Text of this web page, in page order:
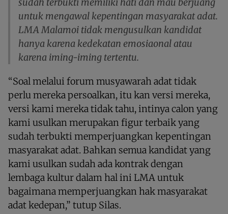
untuk mengawal kepentingan masyarakat adat.
LMA Malamoi tidak mengusulkan kandidat
hanya karena kedekatan emosiaonal atau
karena iming-iming tertentu.
“Soal melalui forum musyawarah adat tidak
perlu mereka persoalkan, itu kan versi mereka,
versi kami mereka tidak tahu, intinya calon yang
kami usulkan merupakan figur terbaik yang
sudah terbukti memperjuangkan kepentingan
masyarakat adat. Bahkan semua kandidat yang
kami usulkan sudah ada kontrak dengan
lembaga kultur dalam hal ini LMA untuk
bagaimana memperjuangkan hak masyarakat
adat kedepan,” tutup Silas.